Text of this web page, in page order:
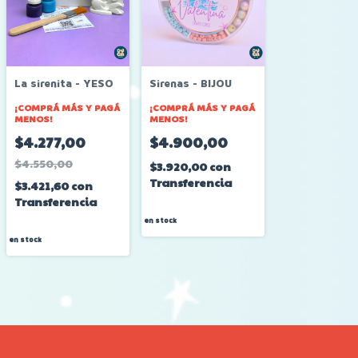
La sirenita - YESO
¡COMPRÁ MÁS Y PAGÁ
MENOS!
$4.277,00
$4.550,00
$3.421,60con
Transferencia
en stock
Sirenas - BIJOU
¡COMPRÁ MÁS Y PAGÁ
MENOS!
$4.900,00
$3.920,00con
Transferencia
en stock